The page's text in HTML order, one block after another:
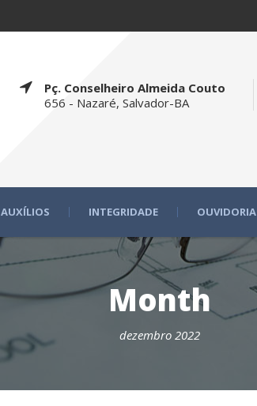
Pç. Conselheiro Almeida Couto
656 - Nazaré, Salvador-BA
AUXÍLIOS INTEGRIDADE OUVIDORIA
Month
dezembro 2022